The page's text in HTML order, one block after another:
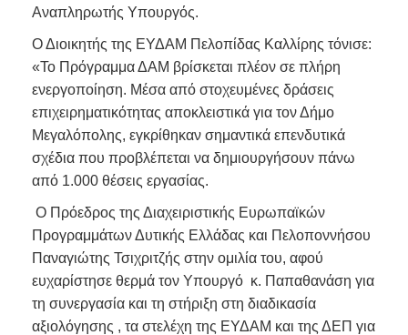
Αναπληρωτής Υπουργός.
Ο Διοικητής της ΕΥΔΑΜ Πελοπίδας Καλλίρης τόνισε:
«Το Πρόγραμμα ΔΑΜ βρίσκεται πλέον σε πλήρη
ενεργοποίηση. Μέσα από στοχευμένες δράσεις
επιχειρηματικότητας αποκλειστικά για τον Δήμο
Μεγαλόπολης, εγκρίθηκαν σημαντικά επενδυτικά
σχέδια που προβλέπεται να δημιουργήσουν πάνω
από 1.000 θέσεις εργασίας.
Ο Πρόεδρος της Διαχειριστικής Ευρωπαϊκών
Προγραμμάτων Δυτικής Ελλάδας και Πελοποννήσου
Παναγιώτης Τσιχριτζής στην ομιλία του, αφού
ευχαρίστησε θερμά τον Υπουργό κ. Παπαθανάση για
τη συνεργασία και τη στήριξη στη διαδικασία
αξιολόγησης , τα στελέχη της ΕΥΔΑΜ και της ΔΕΠ για